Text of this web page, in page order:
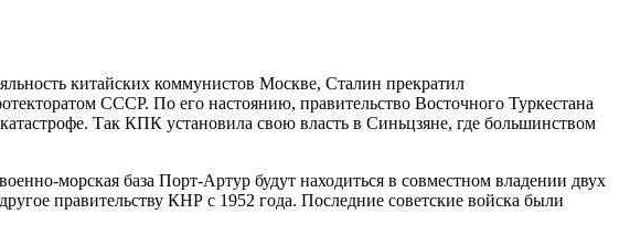
китайских коммунистов Москве, Сталин прекратил
СССР. По его настоянию, правительство Восточного Туркестана
Так КПК установила свою власть в Синьцзяне, где большинством
морская база Порт-Артур будут находиться в совместном владении двух
правительству КНР с 1952 года. Последние советские войска были